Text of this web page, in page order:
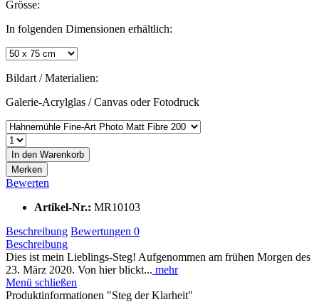
Grösse:
In folgenden Dimensionen erhältlich:
Bildart / Materialien:
Galerie-Acrylglas / Canvas oder Fotodruck
In den Warenkorb
Merken
Bewerten
Artikel-Nr.: MR10103
Beschreibung Bewertungen 0
Beschreibung
Dies ist mein Lieblings-Steg! Aufgenommen am frühen Morgen des
23. März 2020. Von hier blickt... mehr
Menü schließen
Produktinformationen "Steg der Klarheit"